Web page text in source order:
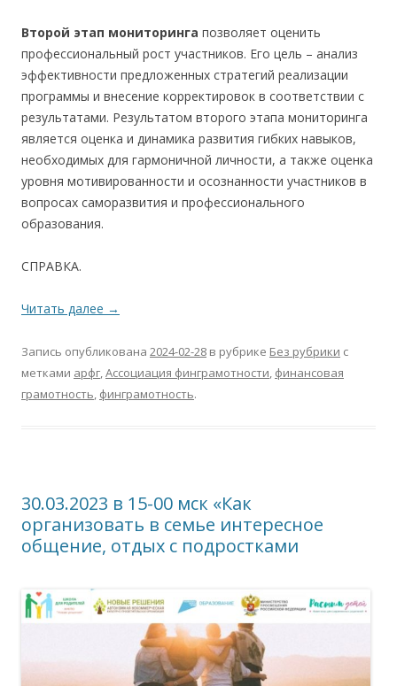
Второй этап мониторинга позволяет оценить
профессиональный рост участников. Его цель – анализ
эффективности предложенных стратегий реализации
программы и внесение корректировок в соответствии с
результатами. Результатом второго этапа мониторинга
является оценка и динамика развития гибких навыков,
необходимых для гармоничной личности, а также оценка
уровня мотивированности и осознанности участников в
вопросах саморазвития и профессионального
образования.
СПРАВКА.
Читать далее →
Запись опубликована 2024-02-28 в рубрике Без рубрики с
метками арфг,Ассоциация финграмотности, финансовая
грамотность, финграмотность.
30.03.2023 в 15-00 мск «Как
организовать в семье интересное
общение, отдых с подростками